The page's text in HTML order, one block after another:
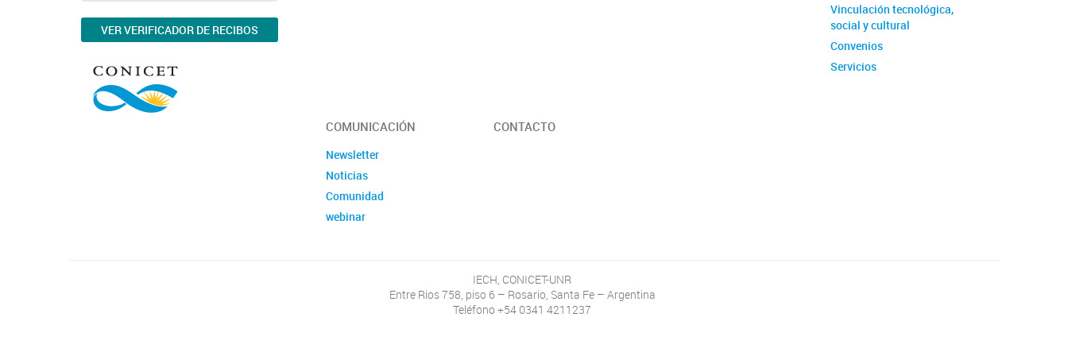
VER VERIFICADOR DE RECIBOS
Vinculación tecnológica,
social y cultural
Convenios
Servicios
COMUNICACIÓN
Newsletter
Noticias
Comunidad
webinar
CONTACTO
IECH, CONICET-UNR
Entre Rios 758, piso 6 – Rosario, Santa Fe – Argentina
Teléfono +54 0341 4211237